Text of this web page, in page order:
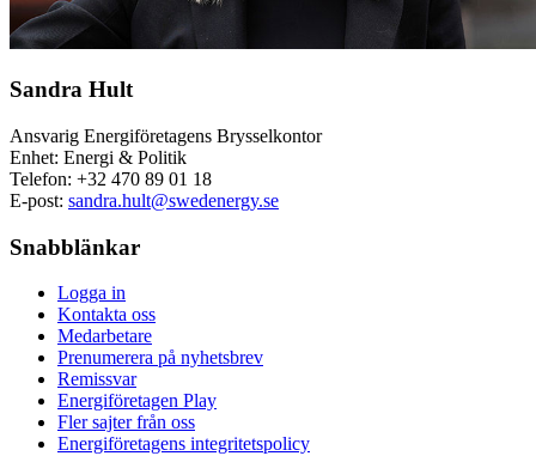
Sandra Hult
Ansvarig Energiföretagens Brysselkontor
Enhet: Energi & Politik
Telefon: +32 470 89 01 18
E-post: sandra.hult@swedenergy.se
Snabblänkar
Logga in
Kontakta oss
Medarbetare
Prenumerera på nyhetsbrev
Remissvar
Energiföretagen Play
Fler sajter från oss
Energiföretagens integritetspolicy